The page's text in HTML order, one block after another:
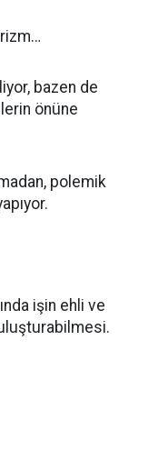
bazen de
önüne
polemik
işin ehli ve